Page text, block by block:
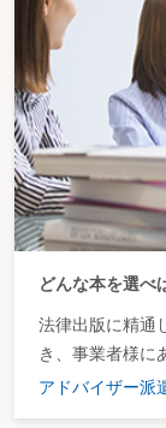
どんな本を選べ
法律出版に精通
き、事業者様に
アドバイザー派